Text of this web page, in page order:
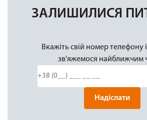
ЗАЛИШИЛИСЯ
Вкажіть свій номер телефону
зв'яжемося найближчим
Надіслати